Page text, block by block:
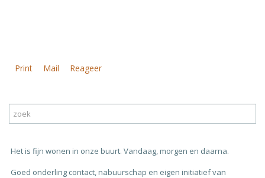
Print Mail Reageer
Het is fijn wonen in onze buurt. Vandaag, morgen en daarna.
Goed onderling contact, nabuurschap en eigen initiatief van